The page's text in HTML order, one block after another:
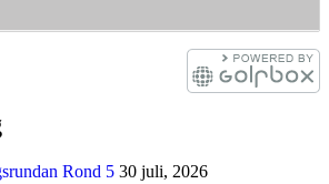
Rond 5 30 juli, 2026